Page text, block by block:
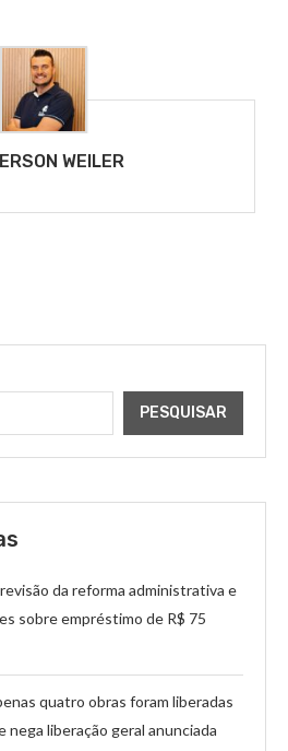
WEILER
PESQUISAR
da reforma administrativa e
sobre empréstimo de R$ 75
quatro obras foram liberadas
liberação geral anunciada